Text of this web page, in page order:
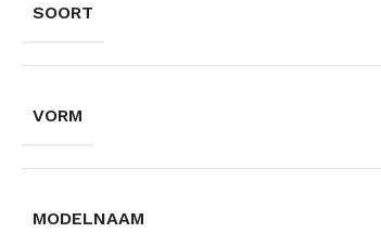
SOORT
VORM
MODELNAAM